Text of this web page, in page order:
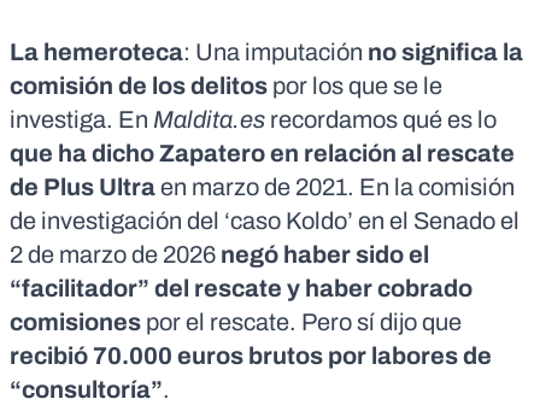
La hemeroteca: Una imputación no significa la
comisión de los delitos por los que se le
investiga. En Maldita.es recordamos qué es lo
que ha dicho Zapatero en relación al rescate
de Plus Ultraen marzo de 2021. En la comisión
de investigación del ‘caso Koldo’ en el Senado el
2 de marzo de 2026 negó haber sido el
“facilitador” del rescate y haber cobrado
comisiones por el rescate. Pero sí dijo que
recibió 70.000 euros brutos por labores de
“consultoría”.